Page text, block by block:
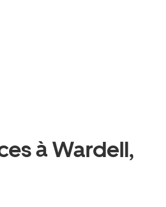
à Wardell,